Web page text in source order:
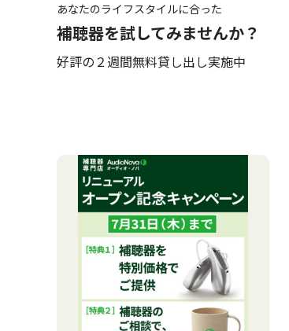
あなたのライフスタイルに合った
補聴器を試してみませんか？
好評の２週間無料貸し出し実施中